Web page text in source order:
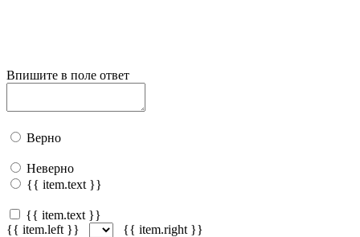
Впишите в поле ответ
Верно
Неверно
{{ item.text }}
{{ item.text }}
{{ item.left }}
{{ item.right }}